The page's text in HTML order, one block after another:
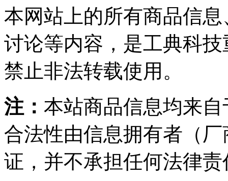
本网站上的所有商品信
讨论等内容，是工典科
禁止非法转载使用。
注： 本站商品信息均来
合法性由信息拥有者（
证，并不承担任何法律责